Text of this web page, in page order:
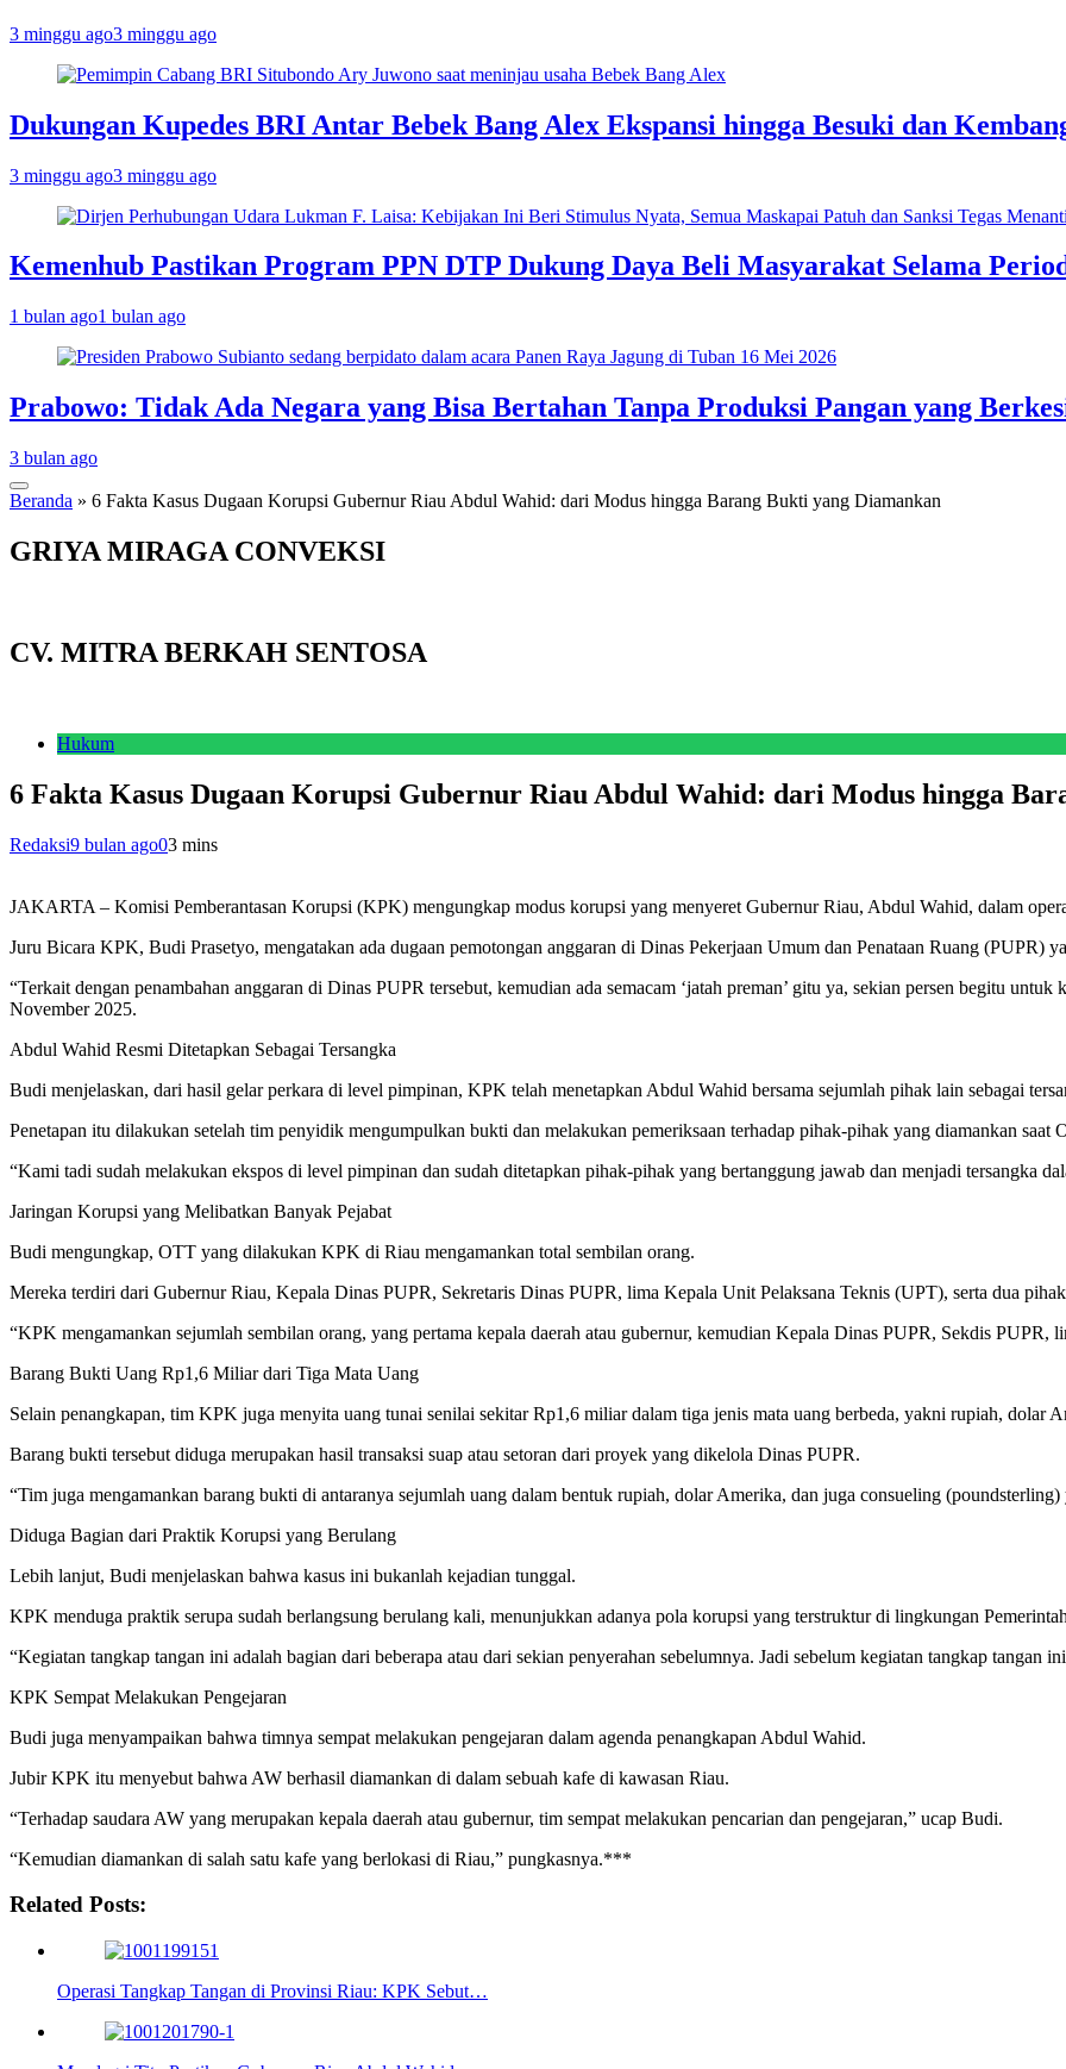
3 minggu ago3 minggu ago
Dukungan Kupedes BRI Antar Bebek Bang Alex Ekspansi hingga Besuki dan
3 minggu ago3 minggu ago
Kemenhub Pastikan Program PPN DTP Dukung Daya Beli Masyarakat Selama
1 bulan ago1 bulan ago
Prabowo: Tidak Ada Negara yang Bisa Bertahan Tanpa Produksi Pangan yang
3 bulan ago
Beranda » 6 Fakta Kasus Dugaan Korupsi Gubernur Riau Abdul Wahid: dari Modus hingga Barang Bukti yang Diamankan
GRIYA MIRAGA CONVEKSI
CV. MITRA BERKAH SENTOSA
Hukum
6 Fakta Kasus Dugaan Korupsi Gubernur Riau Abdul Wahid: dari Modus hingga
Redaksi9 bulan ago03 mins
JAKARTA – Komisi Pemberantasan Korupsi (KPK) mengungkap modus korupsi yang menyeret Gubernur Riau, Abdul Wahid, dalam
Juru Bicara KPK, Budi Prasetyo, mengatakan ada dugaan pemotongan anggaran di Dinas Pekerjaan Umum dan Penataan Ruang (PUPR)
“Terkait dengan penambahan anggaran di Dinas PUPR tersebut, kemudian ada semacam ‘jatah preman’ gitu ya, sekian persen begitu
November 2025.
Abdul Wahid Resmi Ditetapkan Sebagai Tersangka
Budi menjelaskan, dari hasil gelar perkara di level pimpinan, KPK telah menetapkan Abdul Wahid bersama sejumlah pihak lain sebagai
Penetapan itu dilakukan setelah tim penyidik mengumpulkan bukti dan melakukan pemeriksaan terhadap pihak-pihak yang diamankan saat
“Kami tadi sudah melakukan ekspos di level pimpinan dan sudah ditetapkan pihak-pihak yang bertanggung jawab dan menjadi tersangka
Jaringan Korupsi yang Melibatkan Banyak Pejabat
Budi mengungkap, OTT yang dilakukan KPK di Riau mengamankan total sembilan orang.
Mereka terdiri dari Gubernur Riau, Kepala Dinas PUPR, Sekretaris Dinas PUPR, lima Kepala Unit Pelaksana Teknis (UPT), serta dua
“KPK mengamankan sejumlah sembilan orang, yang pertama kepala daerah atau gubernur, kemudian Kepala Dinas PUPR, Sekdis PUPR,
Barang Bukti Uang Rp1,6 Miliar dari Tiga Mata Uang
Selain penangkapan, tim KPK juga menyita uang tunai senilai sekitar Rp1,6 miliar dalam tiga jenis mata uang berbeda, yakni rupiah, dolar
Barang bukti tersebut diduga merupakan hasil transaksi suap atau setoran dari proyek yang dikelola Dinas PUPR.
“Tim juga mengamankan barang bukti di antaranya sejumlah uang dalam bentuk rupiah, dolar Amerika, dan juga consueling
Diduga Bagian dari Praktik Korupsi yang Berulang
Lebih lanjut, Budi menjelaskan bahwa kasus ini bukanlah kejadian tunggal.
KPK menduga praktik serupa sudah berlangsung berulang kali, menunjukkan adanya pola korupsi yang terstruktur di lingkungan
“Kegiatan tangkap tangan ini adalah bagian dari beberapa atau dari sekian penyerahan sebelumnya. Jadi sebelum kegiatan tangkap tangan
KPK Sempat Melakukan Pengejaran
Budi juga menyampaikan bahwa timnya sempat melakukan pengejaran dalam agenda penangkapan Abdul Wahid.
Jubir KPK itu menyebut bahwa AW berhasil diamankan di dalam sebuah kafe di kawasan Riau.
“Terhadap saudara AW yang merupakan kepala daerah atau gubernur, tim sempat melakukan pencarian dan pengejaran,” ucap Budi.
“Kemudian diamankan di salah satu kafe yang berlokasi di Riau,” pungkasnya.***
Related Posts:
Operasi Tangkap Tangan di Provinsi Riau: KPK Sebut…